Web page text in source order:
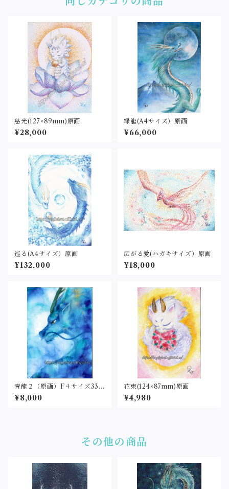
慈光(127×89mm)原画
¥28,000
緑龍(A4サイズ）原画
¥66,000
巡る(A4サイズ）原画
¥132,000
広がる愛(ハガキサイズ）原画
¥18,000
青龍２（原画）F４サイズ333
×242
¥8,000
花束(124×87mm)原画
¥4,980
その他の商品